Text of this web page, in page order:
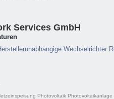
Services GmbH
Wechselrichter
Photovoltaik Photovoltaikanlage